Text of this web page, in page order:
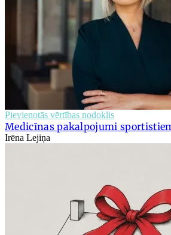
Pievienotās vērtības nodoklis
Medicīnas pakalpojumi
Irēna Lejiņa